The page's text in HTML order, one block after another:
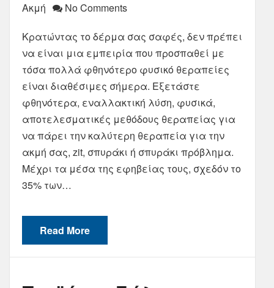
Ακμή
No Comments
Κρατώντας το δέρμα σας σαφές, δεν πρέπει
να είναι μια εμπειρία που προσπαθεί με
τόσα πολλά φθηνότερο φυσικό θεραπείες
είναι διαθέσιμες σήμερα. Εξετάστε
φθηνότερα, εναλλακτική λύση, φυσικά,
αποτελεσματικές μεθόδους θεραπείας για
να πάρει την καλύτερη θεραπεία για την
ακμή σας, zit, σπυράκι ή σπυράκι πρόβλημα.
Μέχρι τα μέσα της εφηβείας τους, σχεδόν το
35% των…
Read More